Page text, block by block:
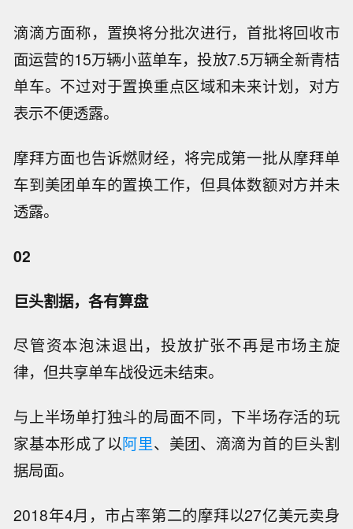
滴滴方面称，置换将分批次进行，首批将回收市
面运营的15万辆小蓝单车，投放7.5万辆全新青桔
单车。不过对于置换重点区域和未来计划，对方
表示不便透露。
摩拜方面也告诉燃财经，将完成第一批从摩拜单
车到美团单车的置换工作，但具体数额对方并未
透露。
02
巨头割据，各有算盘
尽管资本泡沫退出，投放扩张不再是市场主旋
律，但共享单车战役远未结束。
与上半场单打独斗的局面不同，下半场存活的玩
家基本形成了以阿里、美团、滴滴为首的巨头割
据局面。
2018年4月，市占率第二的摩拜以27亿美元卖身